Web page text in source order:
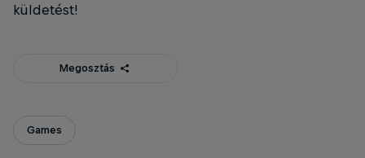
küldetést!
Megosztás
Games